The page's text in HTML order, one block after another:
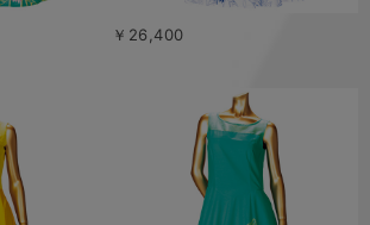
￥26,400